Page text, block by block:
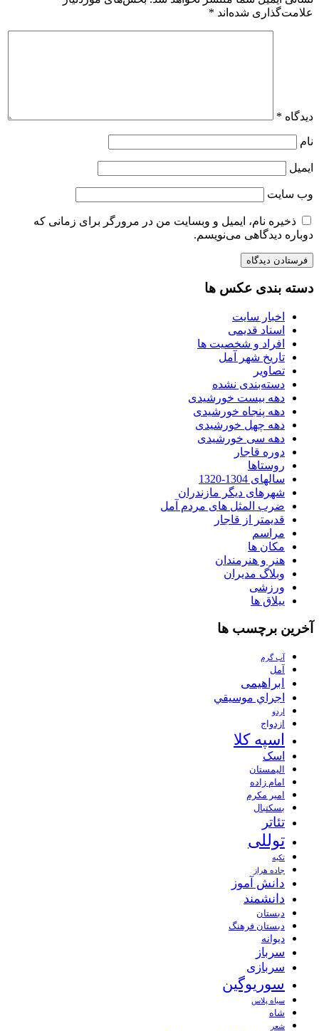
علامت‌گذاری شده‌اند *
دیدگاه *
نام
ایمیل
وب‌ سایت
ذخیره نام، ایمیل و وبسایت من در مرورگر برای زمانی که
دوباره دیدگاهی می‌نویسم.
دسته بندی عکس ها
اخبار سایت
اسناد قدیمی
افراد و شخصیت ها
تاریخ شهر آمل
تصاویر
دسته‌بندی نشده
دهه بیست خورشیدی
دهه پنجاه خورشیدی
دهه چهل خورشیدی
دهه سی خورشیدی
دوره قاجار
روستاها
سالهای 1304-1320
شهرهای دیگر مازندران
ضرب المثل های مردم آمل
قدیمتر از قاجار
مراسم
مکان ها
هنر و هنرمندان
وبلاگ مدیران
ورزشی
ییلاق ها
آخرین برچسب ها
آب گرم
آمل
ابراهیمی
اجراي موسيقي
اردو
ازدواج
اسپه کلا
اسک
الیمستان
امام زاده
امیر مکرم
بسکتبال
تئاتر
توللی
تکیه
جاده هراز
دانش آموز
دانشمند
دبستان
دبستان فرهنگ
دیوانه
سرباز
سربازی
سوریوگین
سیاه پلاس
شاه
شعر